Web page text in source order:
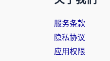
服务条款
隐私协议
应用权限